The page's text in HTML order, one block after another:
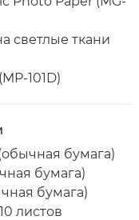
светлые ткани
101D)
бумага)
бумага)
бумага)
листов